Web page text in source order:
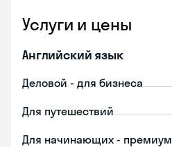
Услуги и цены
Английский язык
Деловой - для бизнеса
Для путешествий
Для начинающих - премиум